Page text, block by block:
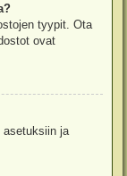
tyypit. Ota
ovat
asetuksiin ja